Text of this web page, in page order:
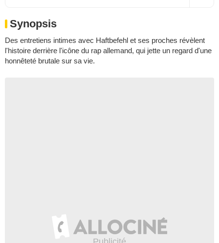
Synopsis
Des entretiens intimes avec Haftbefehl et ses proches révèlent
l'histoire derrière l'icône du rap allemand, qui jette un regard d'une
honnêteté brutale sur sa vie.